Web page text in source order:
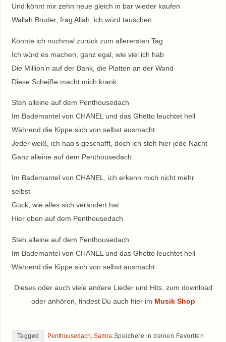
Und könnt mir zehn neue gleich in bar wieder kaufen
Wallah Bruder, frag Allah, ich würd tauschen
Könnte ich nochmal zurück zum allerersten Tag
Ich würd es machen, ganz egal, wie viel ich hab
Die Million’n auf der Bank, die Platten an der Wand
Diese Scheiße macht mich krank
Steh alleine auf dem Penthousedach
Im Bademantel von CHANEL und das Ghetto leuchtet hell
Während die Kippe sich von selbst ausmacht
Jeder weiß, ich hab’s geschafft, doch ich steh hier jede Nacht
Ganz alleine auf dem Penthousedach
Im Bademantel von CHANEL, ich erkenn mich nicht mehr
selbst
Guck, wie alles sich verändert hat
Hier oben auf dem Penthousedach
Steh alleine auf dem Penthousedach
Im Bademantel von CHANEL und das Ghetto leuchtet hell
Während die Kippe sich von selbst ausmacht
Dieses oder auch viele andere Lieder und Hits, zum download
oder anhören, findest Du auch hier im Musik Shop
Tagged Penthousedach Samra Speichere in deinen Favoriten